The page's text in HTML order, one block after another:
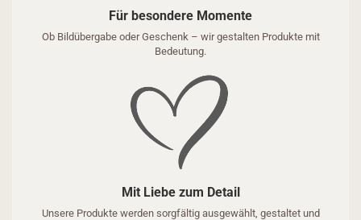
Für besondere Momente
Ob Bildübergabe oder Geschenk – wir gestalten Produkte mit
Bedeutung.
Mit Liebe zum Detail
Unsere Produkte werden sorgfältig ausgewählt, gestaltet und